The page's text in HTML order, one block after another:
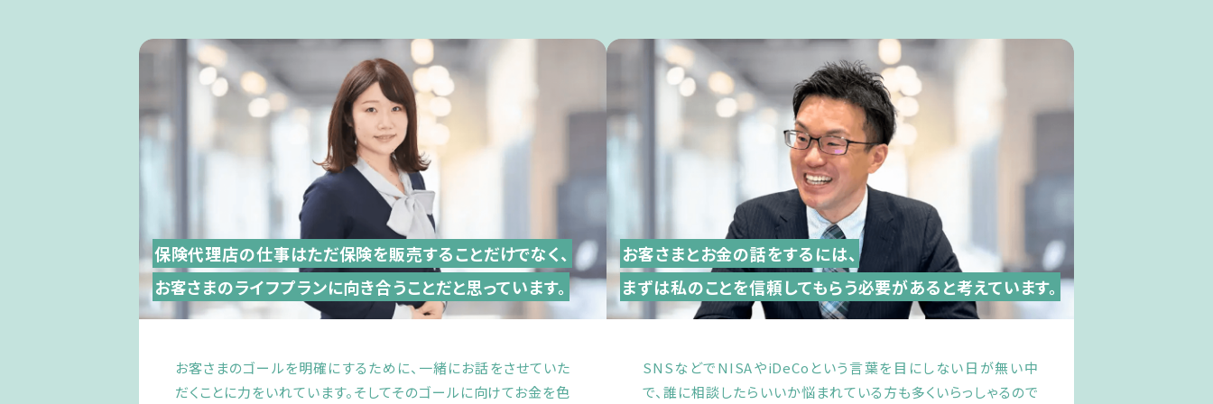
保険代理店の仕事はただ保険を販売することだけでなく、
お客さまのライフプランに向き合うことだと思っています。
お客さまのゴールを明確にするために、一緒にお話をさせていた
だくことに力をいれています。そしてそのゴールに向けてお金を色
お客さまとお金の話をするには、
まずは私のことを信頼してもらう必要があると考えています。
SNSなどでNISAやiDeCoという言葉を目にしない日が無い中
で、誰に相談したらいいか悩まれている方も多くいらっしゃるので